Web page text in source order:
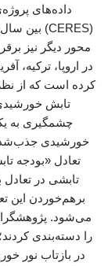
داده‌های
محور دیگر نیز
در اروپا، ترکیه،
کرده است که از
تابش
چشمگیری به
خورشیدی
تعادل «بودجه
تابشی در تعادل
برهم‌خوردن این
می‌شود.
را دسته‌بندی
در بازتاب نور